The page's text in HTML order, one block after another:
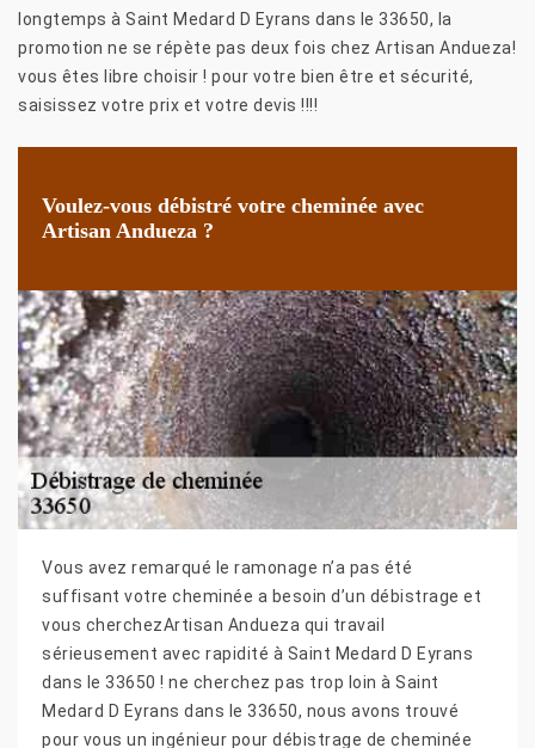
longtemps à Saint Medard D Eyrans dans le 33650, la
promotion ne se répète pas deux fois chez Artisan Andueza!
vous êtes libre choisir ! pour votre bien être et sécurité,
saisissez votre prix et votre devis !!!!
Voulez-vous débistré votre cheminée avec
Artisan Andueza ?
Vous avez remarqué le ramonage n’a pas été
suffisant votre cheminée a besoin d’un débistrage et
vous cherchezArtisan Andueza qui travail
sérieusement avec rapidité à Saint Medard D Eyrans
dans le 33650 ! ne cherchez pas trop loin à Saint
Medard D Eyrans dans le 33650, nous avons trouvé
pour vous un ingénieur pour débistrage de cheminée